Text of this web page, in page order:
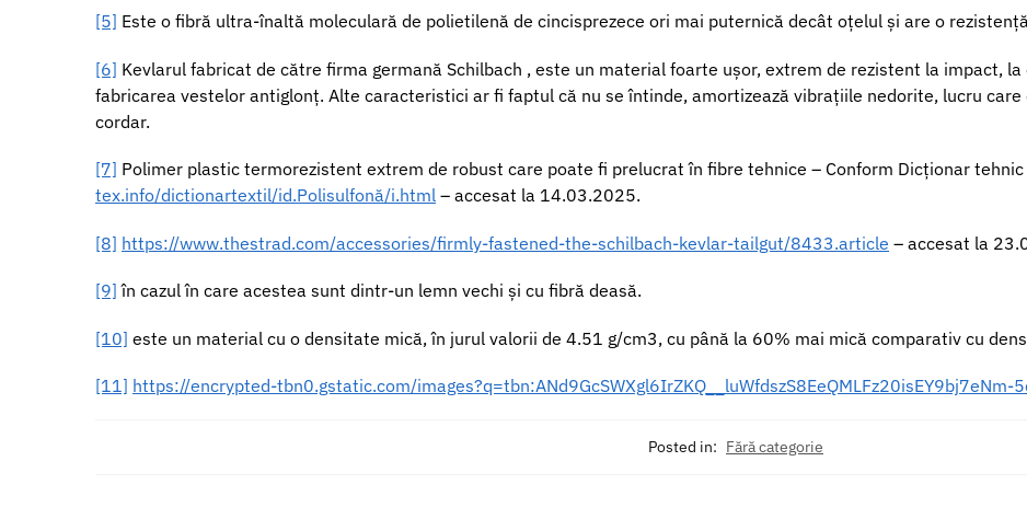
[5] Este o fibră ultra-înaltă moleculară de polietilenă de cincisprezece ori mai puternică decât oțelul și are o
[6] Kevlarul fabricat de către firma germană Schilbach , este un material foarte ușor, extrem de rezistent la impact,
fabricarea vestelor antiglonț. Alte caracteristici ar fi faptul că nu se întinde, amortizează vibrațiile nedorite, lucru
cordar.
[7] Polimer plastic termorezistent extrem de robust care poate fi prelucrat în fibre tehnice – Conform Dicționar
tex.info/dictionartextil/id.Polisulfonă/i.html – accesat la 14.03.2025.
[8] https://www.thestrad.com/accessories/firmly-fastened-the-schilbach-kevlar-tailgut/8433.article – accesat la
[9] în cazul în care acestea sunt dintr-un lemn vechi și cu fibră deasă.
[10] este un material cu o densitate mică, în jurul valorii de 4.51 g/cm3, cu până la 60% mai mică comparativ cu
[11] https://encrypted-tbn0.gstatic.com/images?q=tbn:ANd9GcSWXgl6IrZKQ__luWfdszS8EeQMLFz20isEY9bj7eNm-
Posted in: Fără categorie